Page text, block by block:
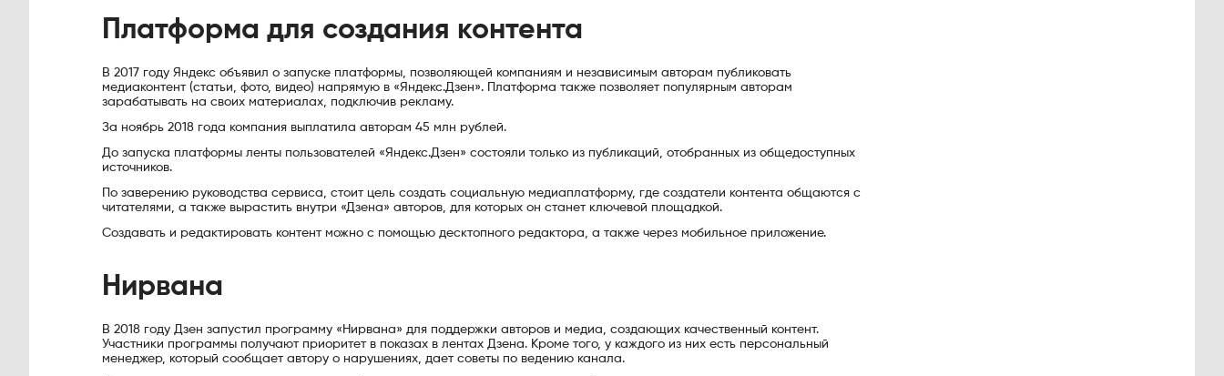
Платформа для создания контента
В 2017 году Яндекс объявил о запуске платформы, позволяющей компаниям и независимым авторам публиковать
медиаконтент (статьи, фото, видео) напрямую в «Яндекс.Дзен». Платформа также позволяет популярным авторам
зарабатывать на своих материалах, подключив рекламу.
За ноябрь 2018 года компания выплатила авторам 45 млн рублей.
До запуска платформы ленты пользователей «Яндекс.Дзен» состояли только из публикаций, отобранных из общедоступных
источников.
По заверению руководства сервиса, стоит цель создать социальную медиаплатформу, где создатели контента общаются с
читателями, а также вырастить внутри «Дзена» авторов, для которых он станет ключевой площадкой.
Создавать и редактировать контент можно с помощью десктопного редактора, а также через мобильное приложение.
Нирвана
В 2018 году Дзен запустил программу «Нирвана» для поддержки авторов и медиа, создающих качественный контент.
Участники программы получают приоритет в показах в лентах Дзена. Кроме того, у каждого из них есть персональный
менеджер, который сообщает автору о нарушениях, дает советы по ведению канала.